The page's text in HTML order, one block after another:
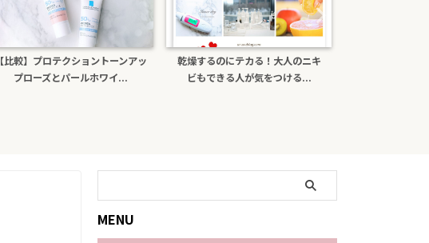
【比較】プロテクショントーンアッ
プローズとパールホワイ...
乾燥するのにテカる！大人のニキ
ビもできる人が気をつける...
MENU